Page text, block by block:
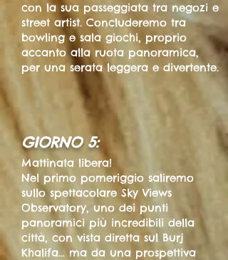
con la sua passeggiata tra negozi e
street artist. Concluderemo tra
bowling e sala giochi, proprio
accanto alla ruota panoramica,
per una serata leggera e divertente.
GIORNO 5:
Mattinata libera!
Nel primo pomeriggio saliremo
sullo spettacolare Sky Views
Observatory, uno dei punti
panoramici più incredibili della
città, con vista diretta sul Burj
Khalifa… ma da una prospettiva